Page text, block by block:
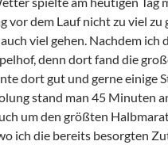
vor dem Lauf nicht zu viel
viel gehen. Nachdem
denn dort fand die
dort gut und gerne einige
stand man 45 Minuten
um den größten
ich die bereits besorgten